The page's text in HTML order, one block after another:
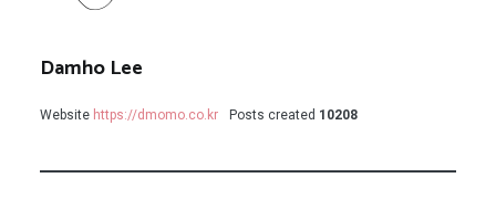
Damho Lee
Website https://dmomo.co.kr Posts created 10208